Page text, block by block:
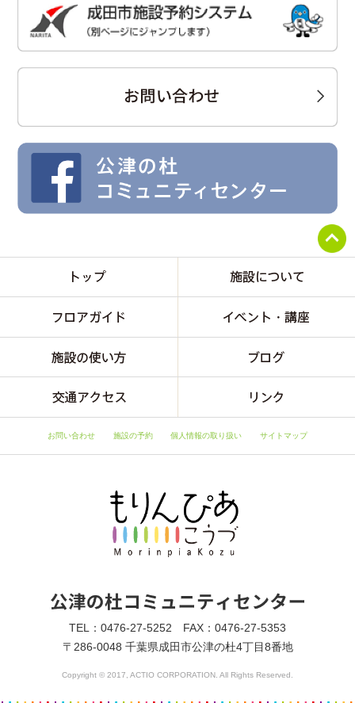
お問い合わせ 施設の予約 個人情報の取り扱い サイトマップ
TEL：0476-27-5252 FAX：0476-27-5353
〒286-0048 千葉県成田市公津の杜4丁目8番地
Copyright © 2017, ACTIO CORPORATION. All Rights Reserved.